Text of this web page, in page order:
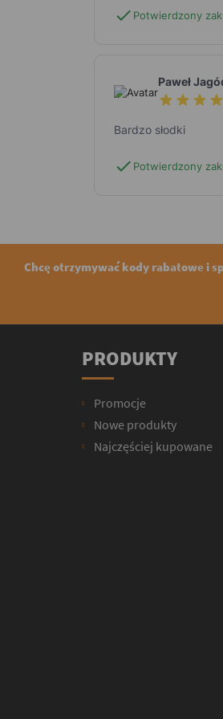
check Potwierdzony
Paweł
Bardzo słodki
check Potwierdzony
Chcę otrzymywać kody rabatowe i
PRODUKTY
Promocje
Nowe produkty
Najczęściej kupowane